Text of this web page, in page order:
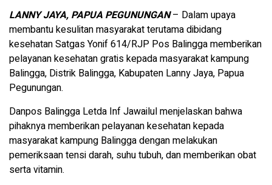
LANNY JAYA, PAPUA PEGUNUNGAN– Dalam upaya
membantu kesulitan masyarakat terutama dibidang
kesehatan Satgas Yonif 614/RJP Pos Balingga memberikan
pelayanan kesehatan gratis kepada masyarakat kampung
Balingga, Distrik Balingga, Kabupaten Lanny Jaya, Papua
Pegunungan.
Danpos Balingga Letda Inf Jawailul menjelaskan bahwa
pihaknya memberikan pelayanan kesehatan kepada
masyarakat kampung Balingga dengan melakukan
pemeriksaan tensi darah, suhu tubuh, dan memberikan obat
serta vitamin.